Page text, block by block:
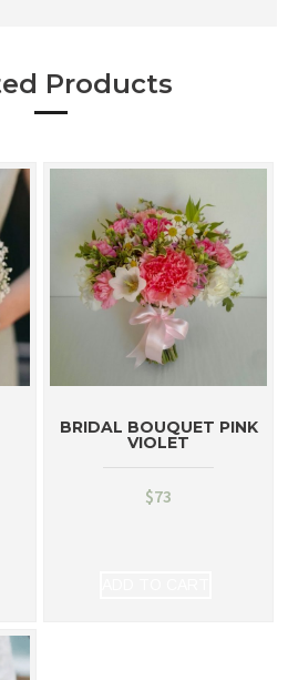
Products
BRIDAL BOUQUET PINK
VIOLET
$73